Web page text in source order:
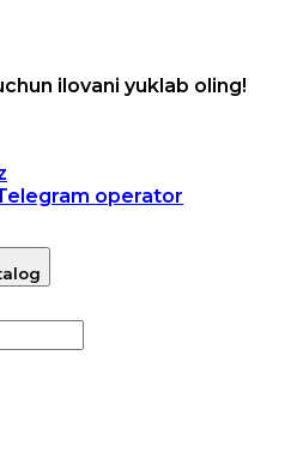
ilovani yuklab oling!
operator